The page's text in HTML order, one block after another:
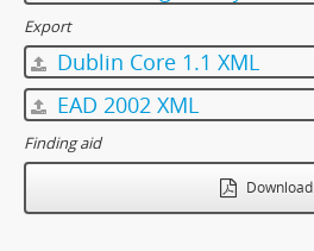
Export
Dublin Core 1.1 XML
EAD 2002 XML
Finding aid
Download